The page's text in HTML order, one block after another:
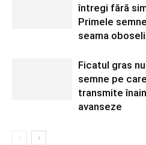
întregi fără
Primele
seama
Ficatul gras
semne pe
transmite
avanseze